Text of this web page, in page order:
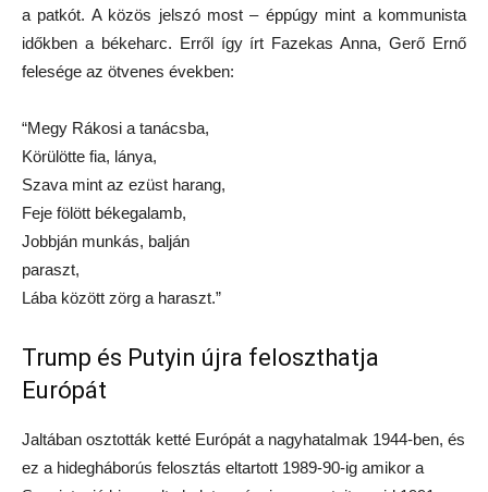
a patkót. A közös jelszó most – éppúgy mint a kommunista
időkben a békeharc. Erről így írt Fazekas Anna, Gerő Ernő
felesége az ötvenes években:
“Megy Rákosi a tanácsba,
Körülötte fia, lánya,
Szava mint az ezüst harang,
Feje fölött békegalamb,
Jobbján munkás, balján
paraszt,
Lába között zörg a haraszt.”
Trump és Putyin újra feloszthatja
Európát
Jaltában osztották ketté Európát a nagyhatalmak 1944-ben, és
ez a hidegháborús felosztás eltartott 1989-90-ig amikor a